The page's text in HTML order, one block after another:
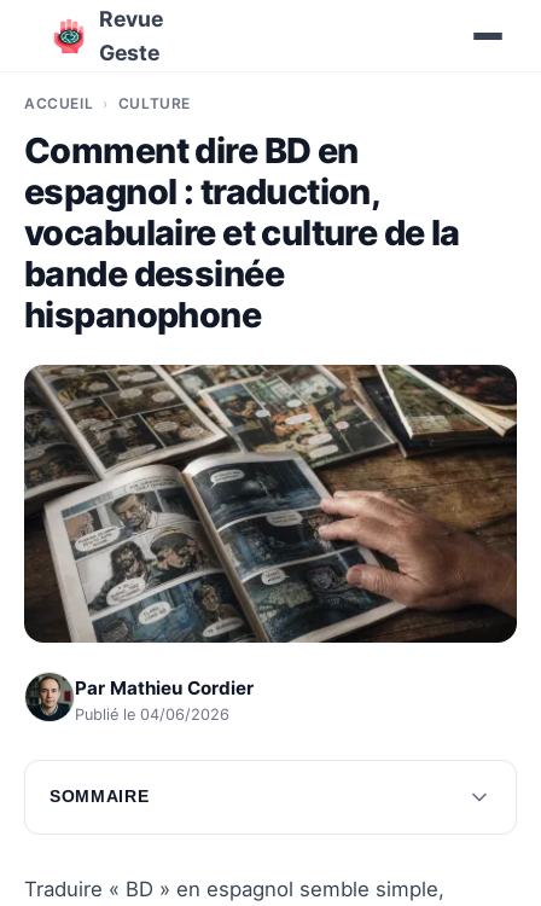
Revue
Geste
ACCUEIL CULTURE
Comment dire BD en
espagnol : traduction,
vocabulaire et culture de la
bande dessinée
hispanophone
Par Mathieu Cordier
Publié le 04/06/2026
SOMMAIRE
Traduction de BD en espagnol
Vocabulaire essentiel de la BD hispanophone
Traduire « BD » en espagnol semble simple,